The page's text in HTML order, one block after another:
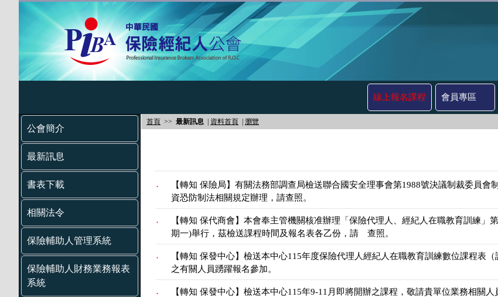
線上報名課程 會員專區
公會簡介
最新訊息
書表下載
相關法令
保險輔助人管理系統
保險輔助人財務業務報表
系統
首頁 >> 最新訊息 資料首頁 瀏覽
.
【轉知 保險局】有關法務部調查局檢送聯合國安全理事會第1988號決議制裁委員會
資恐防制法相關規定辦理，請查照。
.
【轉知 保代商會】本會奉主管機關核准辦理「保險代理人、經紀人在職教育訓練」
期一)舉行，茲檢送課程時間及報名表各乙份，請 查照。
.
【轉知 保發中心】檢送本中心115年度保險代理人經紀人在職教育訓練數位課程表
之有關人員踴躍報名參加。
. 【轉知 保發中心】檢送本中心115年9-11月即將開辦之課程，敬請貴單位業務相關人